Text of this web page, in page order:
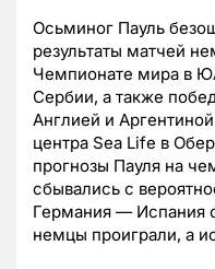
Осьминог Пауль
результаты матчей
Чемпионате мира в
Сербии, а также
Англией и
центра Sea Life в
прогнозы Пауля на
сбывались с
Германия — Испания
немцы проиграли, а